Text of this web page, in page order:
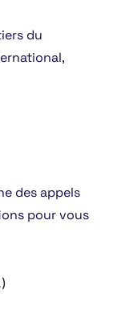
du
des appels
pour vous